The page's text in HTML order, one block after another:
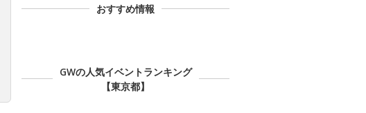
おすすめ情報
GWの人気イベントランキング
【東京都】